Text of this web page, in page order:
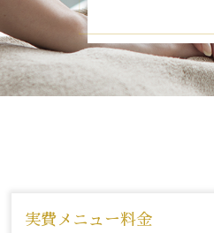
スタッフ紹介
お知らせ
腰痛でお悩みの方
実費メニュー料金